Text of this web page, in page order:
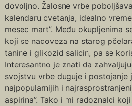
dovoljno. Žalosne vrbe
kalendaru cvetanja, idealno
mesec mart”. Među okupljenima
koji se nadoveza na starog
tanine i glikozid salicin, pa se
Interesantno je znati da
svojstvu vrbe duguje i postojanje
najpopularnijih i
aspirina”. Tako i mi radoznalci